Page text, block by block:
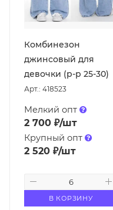
Комбинезон
джинсовый для
девочки (р-р 25-30)
Арт.: 418523
Мелкий опт
2 700 ₽/шт
Крупный опт
2 520 ₽/шт
В КОРЗИНУ